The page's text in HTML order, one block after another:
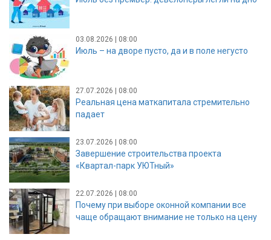
03.08.2026 | 08:00
Июль – на дворе пусто, да и в поле негусто
27.07.2026 | 08:00
Реальная цена маткапитала стремительно
падает
23.07.2026 | 08:00
Завершение строительства проекта
«Квартал-парк УЮТный»
22.07.2026 | 08:00
Почему при выборе оконной компании все
чаще обращают внимание не только на цену